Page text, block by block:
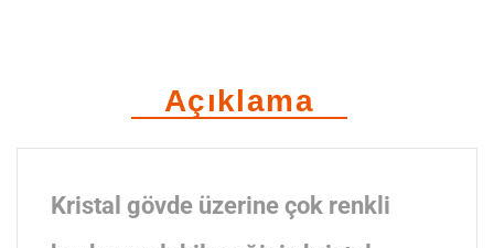
Açıklama
Kristal gövde üzerine çok renkli